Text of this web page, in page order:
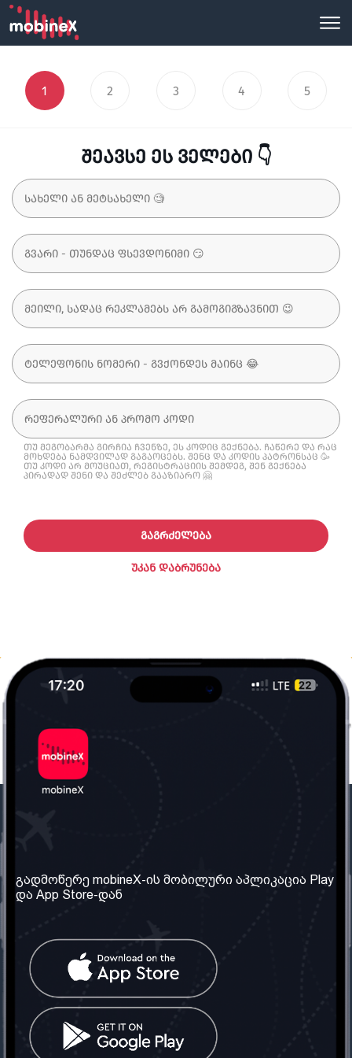
1 2 3 4 5
შეავსე ეს ველები 👇
თუ მეგობარმა გირჩია ჩვენზე, ეს კოდიც გექნება. ჩაწერე და რაც
მოხდება ნამდვილად გაგაოცებს. შენც და კოდის პატრონსაც 🥳
თუ კოდი არ მოუციათ, რეგისტრაციის შემდეგ, შენ გექნება
პირადად შენი და შეძლებ გააზიარო 🤗
ᲣᲙᲐᲜ ᲓᲐᲑᲠᲣᲜᲔᲑᲐ
ᲒᲐᲒᲠᲫᲔᲚᲔᲑᲐ
ჩვენ შესახებ
ჩვენი სერვისები
წესები და პირობები
კითხვები
კონტაქტი
საქართველო: თბილისი
ტელ: 032 2 04 00 50
სოციალური ქსელი
გადმოწერე mobineX-ის მობილური აპლიკაცია Play
და App Store-დან